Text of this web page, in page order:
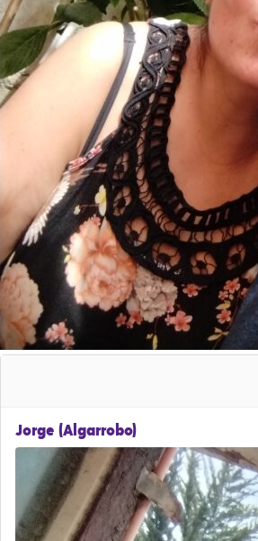
Jorge (Algarrobo)